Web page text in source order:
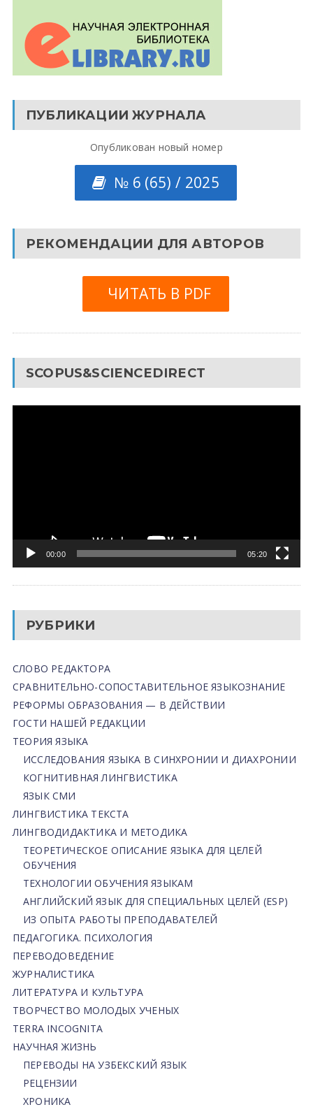
ПУБЛИКАЦИИ ЖУРНАЛА
Опубликован новый номер
№ 6 (65) / 2025
РЕКОМЕНДАЦИИ ДЛЯ АВТОРОВ
ЧИТАТЬ В PDF
SCOPUS&SCIENCEDIRECT
00:00 05:20
РУБРИКИ
СЛОВО РЕДАКТОРА
СРАВНИТЕЛЬНО-СОПОСТАВИТЕЛЬНОЕ ЯЗЫКОЗНАНИЕ
РЕФОРМЫ ОБРАЗОВАНИЯ — В ДЕЙСТВИИ
ГОСТИ НАШЕЙ РЕДАКЦИИ
ТЕОРИЯ ЯЗЫКА
ИССЛЕДОВАНИЯ ЯЗЫКА В СИНХРОНИИ И ДИАХРОНИИ
КОГНИТИВНАЯ ЛИНГВИСТИКА
ЯЗЫК СМИ
ЛИНГВИСТИКА ТЕКСТА
ЛИНГВОДИДАКТИКА И МЕТОДИКА
ТЕОРЕТИЧЕСКОЕ ОПИСАНИЕ ЯЗЫКА ДЛЯ ЦЕЛЕЙ
ОБУЧЕНИЯ
ТЕХНОЛОГИИ ОБУЧЕНИЯ ЯЗЫКАМ
АНГЛИЙСКИЙ ЯЗЫК ДЛЯ СПЕЦИАЛЬНЫХ ЦЕЛЕЙ (ESP)
ИЗ ОПЫТА РАБОТЫ ПРЕПОДАВАТЕЛЕЙ
ПЕДАГОГИКА. ПСИХОЛОГИЯ
ПЕРЕВОДОВЕДЕНИЕ
ЖУРНАЛИСТИКА
ЛИТЕРАТУРА И КУЛЬТУРА
ТВОРЧЕСТВО МОЛОДЫХ УЧЕНЫХ
TERRA INCOGNITA
НАУЧНАЯ ЖИЗНЬ
ПЕРЕВОДЫ НА УЗБЕКСКИЙ ЯЗЫК
РЕЦЕНЗИИ
ХРОНИКА